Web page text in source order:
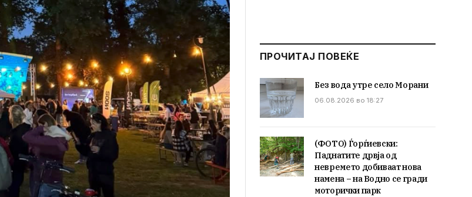
ПРОЧИТАЈ ПОВЕЌЕ
Без вода утре село Морани
06.08.2026 во 18:27
(ФОТО) Ѓорѓиевски:
Паднатите дрвја од
невремето добиваат нова
намена – на Водно се гради
моторички парк